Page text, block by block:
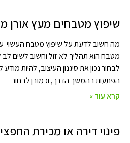
שיפוץ מטבחים מעץ אורן
מה חשוב לדעת על שיפוץ מטבח העשוי
מטבח הוא תהליך לא זול וחשוב לשים
לבחור נכון את סיגנון העיצוב, להיות מודע
הפתעות בהמשך הדרך, וכמובן לבחור
קרא עוד »
פינוי דירה או מכירת